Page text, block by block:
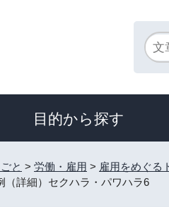
目的から探す
と > 労働・雇用 > 雇用をめぐる
（詳細）セクハラ・パワハラ6